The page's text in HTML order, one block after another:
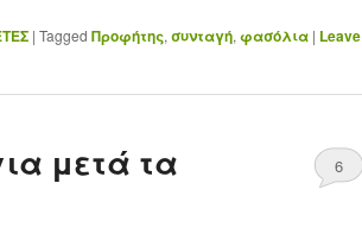
| Tagged Προφήτης,συνταγή,φασόλια | Leave
μετά τα
6